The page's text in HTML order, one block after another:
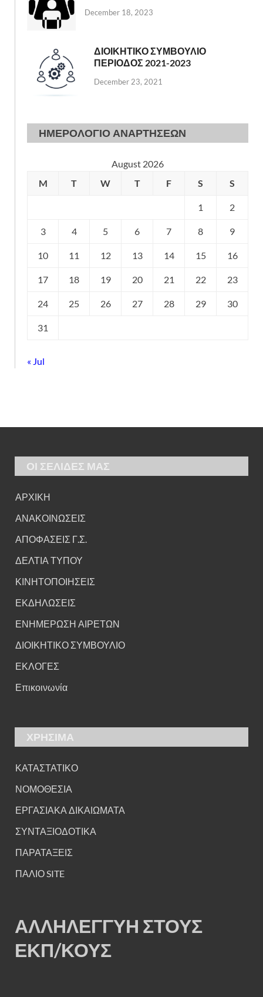
December 18, 2023
ΔΙΟΙΚΗΤΙΚΟ ΣΥΜΒΟΥΛΙΟ
ΠΕΡΙΟΔΟΣ 2021-2023
December 23, 2021
ΗΜΕΡΟΛΟΓΙΟ ΑΝΑΡΤΗΣΕΩΝ
August 2026
M
T W T F S S
1 2
3 4 5 6 7 8 9
10 11 12 13 14 15 16
17 18 19 20 21 22 23
24 25 26 27 28 29 30
31
« Jul
ΟΙ ΣΕΛΙΔΕΣ ΜΑΣ
ΑΡΧΙΚΗ
ΑΝΑΚΟΙΝΩΣΕΙΣ
ΑΠΟΦΑΣΕΙΣ Γ.Σ.
ΔΕΛΤΙΑ ΤΥΠΟΥ
ΚΙΝΗΤΟΠΟΙΗΣΕΙΣ
ΕΚΔΗΛΩΣΕΙΣ
ΕΝΗΜΕΡΩΣΗ ΑΙΡΕΤΩΝ
ΔΙΟΙΚΗΤΙΚΟ ΣΥΜΒΟΥΛΙΟ
ΕΚΛΟΓΕΣ
Επικοινωνία
ΧΡΗΣΙΜΑ
ΚΑΤΑΣΤΑΤΙΚΟ
ΝΟΜΟΘΕΣΙΑ
ΕΡΓΑΣΙΑΚΑ ΔΙΚΑΙΩΜΑΤΑ
ΣΥΝΤΑΞΙΟΔΟΤΙΚΑ
ΠΑΡΑΤΑΞΕΙΣ
ΠΑΛΙΟ SITE
ΑΛΛΗΛΕΓΓΥΗ ΣΤΟΥΣ
ΕΚΠ/ΚΟΥΣ